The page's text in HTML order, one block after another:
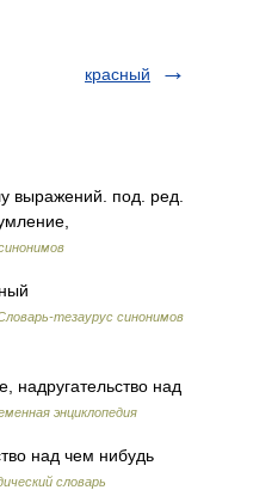
красный
выражений. под. ред.
тезаурус синонимов
над
энциклопедия
над чем нибудь
словарь